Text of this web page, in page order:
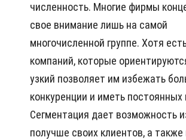
численность. Многие фирмы
свое внимание лишь на самой
многочисленной группе. Хотя
компаний, которые
узкий позволяет им избежать
конкуренции и иметь постоянных
Сегментация дает возможность
получше своих клиентов, а